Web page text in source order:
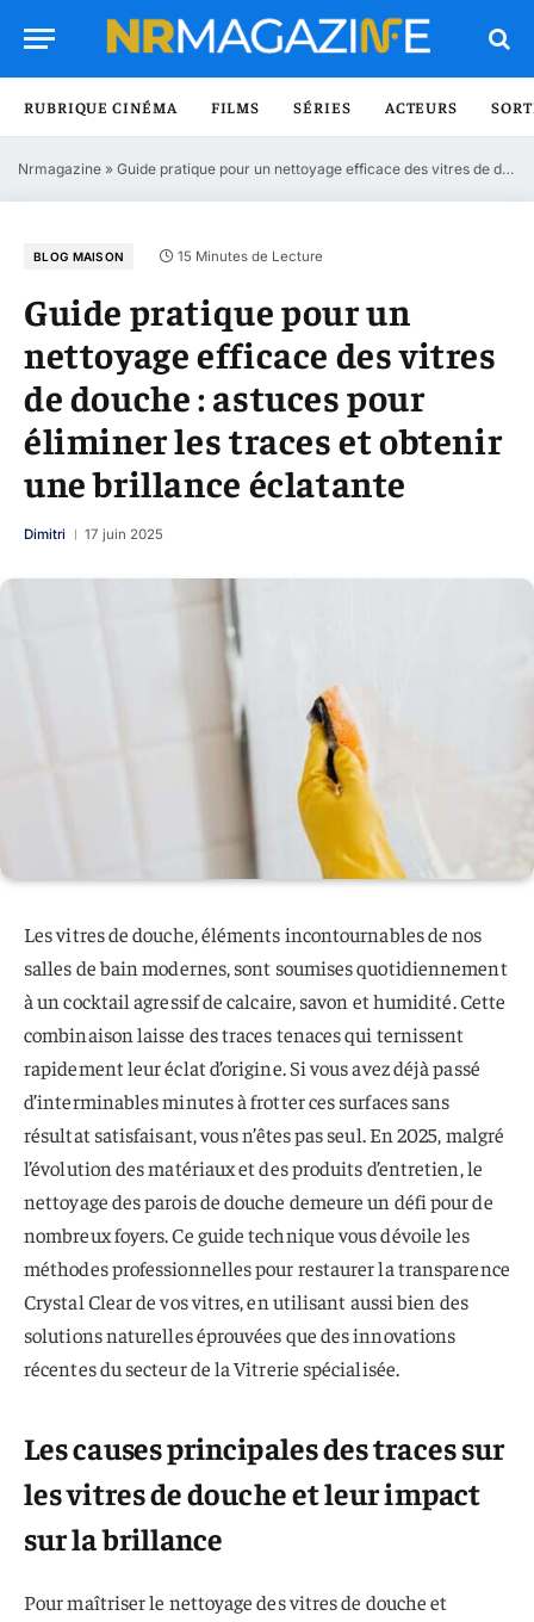
RUBRIQUE CINÉMA FILMS SÉRIES ACTEURS
Nrmagazine » Guide pratique pour un nettoyage efficace des vitres de douche : astuces pour éliminer les traces et obtenir une brillance éclatante
BLOG MAISON 15 Minutes de Lecture
Guide pratique pour un
nettoyage efficace des vitres
de douche : astuces pour
éliminer les traces et obtenir
une brillance éclatante
Dimitri 17 juin 2025
Les vitres de douche, éléments incontournables de nos
salles de bain modernes, sont soumises quotidiennement
à un cocktail agressif de calcaire, savon et humidité. Cette
combinaison laisse des traces tenaces qui ternissent
rapidement leur éclat d’origine. Si vous avez déjà passé
d’interminables minutes à frotter ces surfaces sans
résultat satisfaisant, vous n’êtes pas seul. En 2025, malgré
l’évolution des matériaux et des produits d’entretien, le
nettoyage des parois de douche demeure un défi pour de
nombreux foyers. Ce guide technique vous dévoile les
méthodes professionnelles pour restaurer la transparence
Crystal Clear de vos vitres, en utilisant aussi bien des
solutions naturelles éprouvées que des innovations
récentes du secteur de la Vitrerie spécialisée.
Les causes principales des traces sur
les vitres de douche et leur impact
sur la brillance
Pour maîtriser le nettoyage des vitres de douche et